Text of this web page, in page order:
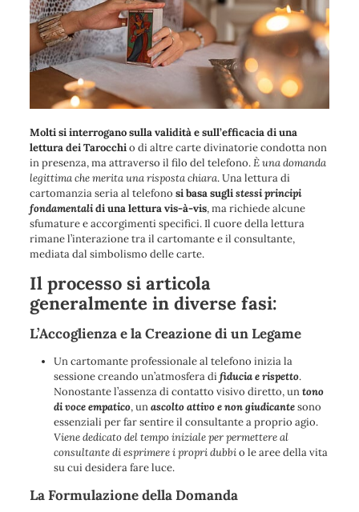
Molti si interrogano sulla validità e sull’efficacia di una
lettura dei Tarocchio di altre carte divinatorie condotta non
in presenza, ma attraverso il filo del telefono.È una domanda
legittima che merita una risposta chiara. Una lettura di
cartomanzia seria al telefono si basa suglistessi principi
fondamentalidi una lettura vis-à-vis, ma richiede alcune
sfumature e accorgimenti specifici. Il cuore della lettura
rimane l’interazione tra il cartomante e il consultante,
mediata dal simbolismo delle carte.
Il processo si articola
generalmente in diverse fasi:
L’Accoglienza e la Creazione di un Legame
Un cartomante professionale al telefono inizia la
sessione creando un’atmosfera difiducia e rispetto.
Nonostante l’assenza di contatto visivo diretto, untono
di voce empatico, unascolto attivo e non giudicantesono
essenziali per far sentire il consultante a proprio agio.
Viene dedicato del tempo iniziale per permettere al
consultante di esprimere i propri dubbio le aree della vita
su cui desidera fare luce.
La Formulazione della Domanda